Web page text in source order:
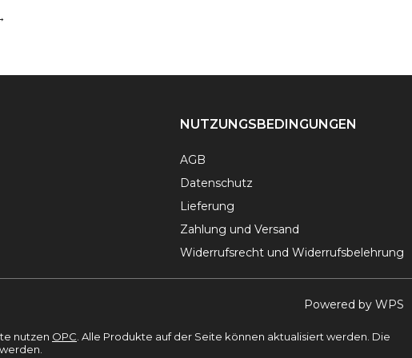
€
€.
NUTZUNGSBEDINGUNGEN
AGB
Datenschutz
Lieferung
Zahlung und Versand
Widerrufsrecht und Widerrufsbelehrung
Powered by WPS
nutzen ОРС . Alle Produkte auf der Seite können aktualisiert werden. Die